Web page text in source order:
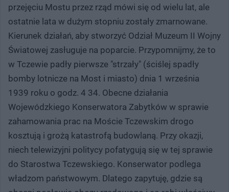
przejęciu Mostu przez rząd mówi się od wielu lat, ale
ostatnie lata w dużym stopniu zostały zmarnowane.
Kierunek działań, aby stworzyć Odział Muzeum II Wojny
Światowej zasługuje na poparcie. Przypomnijmy, że to
w Tczewie padły pierwsze "strzały" (ściślej spadły
bomby lotnicze na Most i miasto) dnia 1 września
1939 roku o godz. 4 34. Obecne działania
Wojewódzkiego Konserwatora Zabytków w sprawie
zahamowania prac na Moście Tczewskim drogo
kosztują i grożą katastrofą budowlaną. Przy okazji,
niech telewizyjni politycy pofatygują się w tej sprawie
do Starostwa Tczewskiego. Konserwator podlega
władzom państwowym. Dlatego zapytuję, gdzie są